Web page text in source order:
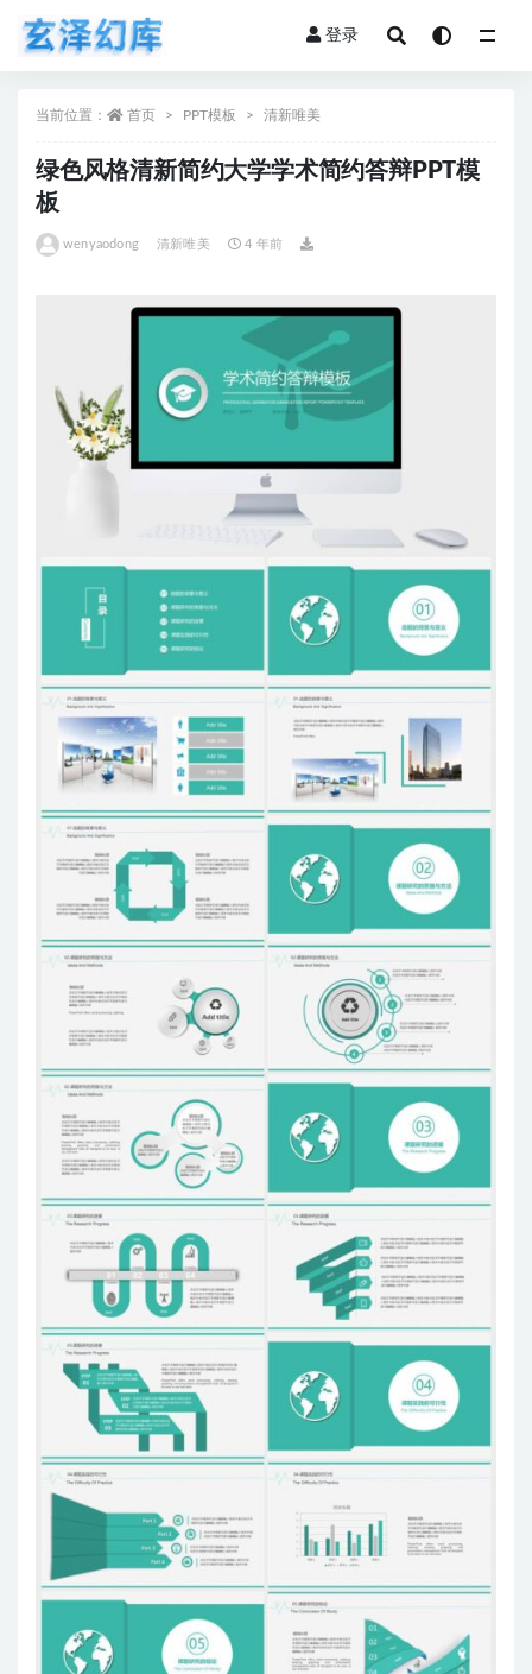
登录
当前位置： 首页 PPT模板 清新唯美
绿色风格清新简约大学学术简约答辩PPT模
板
wenyaodong 清新唯美 4 年前